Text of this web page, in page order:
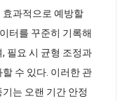
효과적으로 예방할
터를 꾸준히 기록해
필요 시 균형 조정과
수 있다. 이러한 관
는 오랜 기간 안정